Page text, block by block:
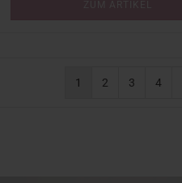
1 2 3 4